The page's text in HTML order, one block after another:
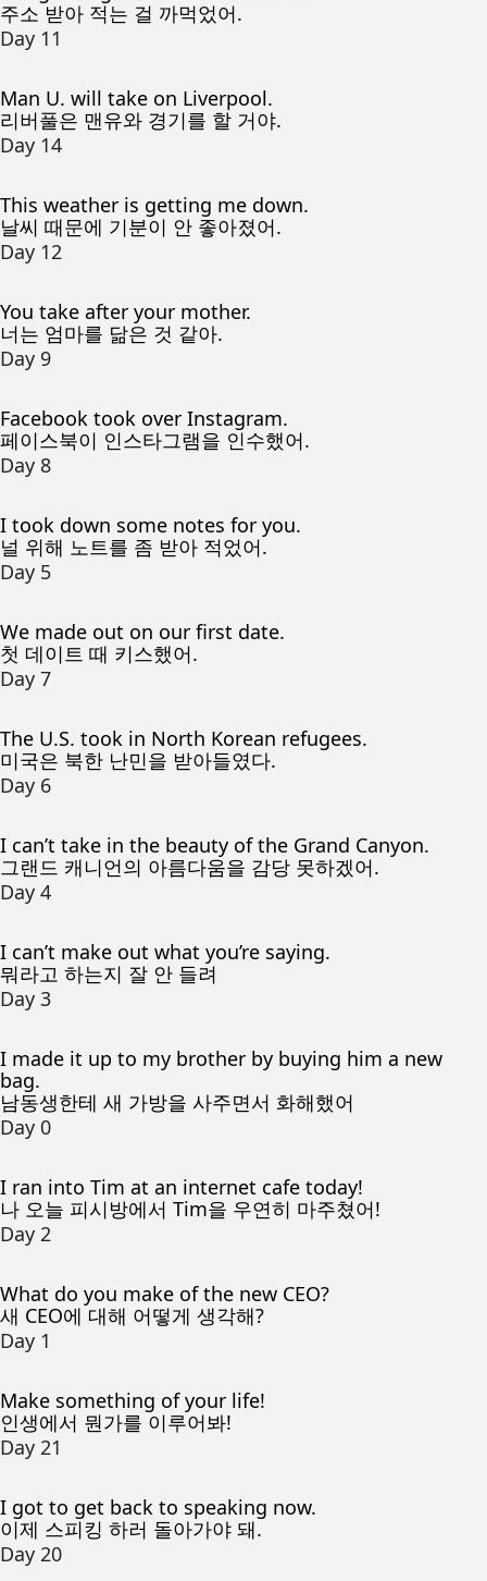
주소 받아 적는 걸 까먹었어.
Day 11
Man U. will take on Liverpool.
리버풀은 맨유와 경기를 할 거야.
Day 14
This weather is getting me down.
날씨 때문에 기분이 안 좋아졌어.
Day 12
You take after your mother.
너는 엄마를 닮은 것 같아.
Day 9
Facebook took over Instagram.
페이스북이 인스타그램을 인수했어.
Day 8
I took down some notes for you.
널 위해 노트를 좀 받아 적었어.
Day 5
We made out on our first date.
첫 데이트 때 키스했어.
Day 7
The U.S. took in North Korean refugees.
미국은 북한 난민을 받아들였다.
Day 6
I can’t take in the beauty of the Grand Canyon.
그랜드 캐니언의 아름다움을 감당 못하겠어.
Day 4
I can’t make out what you’re saying.
뭐라고 하는지 잘 안 들려
Day 3
I made it up to my brother by buying him a new
bag.
남동생한테 새 가방을 사주면서 화해했어
Day 0
I ran into Tim at an internet cafe today!
나 오늘 피시방에서 Tim을 우연히 마주쳤어!
Day 2
What do you make of the new CEO?
새 CEO에 대해 어떻게 생각해?
Day 1
Make something of your life!
인생에서 뭔가를 이루어봐!
Day 21
I got to get back to speaking now.
이제 스피킹 하러 돌아가야 돼.
Day 20